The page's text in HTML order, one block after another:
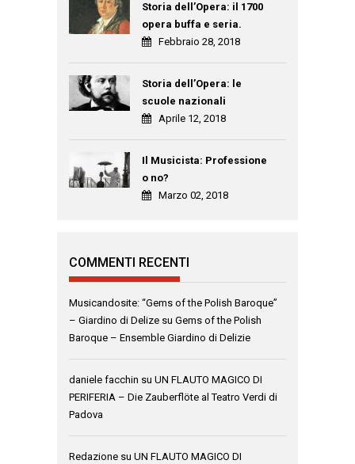
Storia dell’Opera: il 1700
opera buffa e seria.
Febbraio 28, 2018
Storia dell’Opera: le
scuole nazionali
Aprile 12, 2018
Il Musicista: Professione
o no?
Marzo 02, 2018
COMMENTI RECENTI
Musicandosite: “Gems of the Polish Baroque”
– Giardino di Delize su Gems of the Polish
Baroque – Ensemble Giardino di Delizie
daniele facchin su UN FLAUTO MAGICO DI
PERIFERIA – Die Zauberflöte al Teatro Verdi di
Padova
Redazione su UN FLAUTO MAGICO DI